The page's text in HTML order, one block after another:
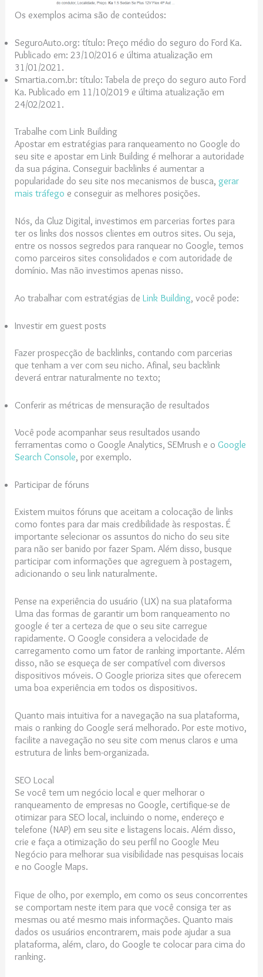
Os exemplos acima são de conteúdos:
SeguroAuto.org: título: Preço médio do seguro do Ford Ka.
Publicado em: 23/10/2016 e última atualização em
31/01/2021.
Smartia.com.br: título: Tabela de preço do seguro auto Ford
Ka. Publicado em 11/10/2019 e última atualização em
24/02/2021.
Trabalhe com Link Building
Apostar em estratégias pararanqueamento no Google do
seu site e apostar em Link Building é melhorar a autoridade
da sua página. Conseguir backlinks é aumentar a
popularidade do seu site nos mecanismos de busca, gerar
mais tráfego e conseguir as melhores posições.
Nós, da Gluz Digital, investimos em parcerias fortes para
ter os links dos nossos clientes em outros sites. Ou seja,
entre os nossos segredos para ranquear no Google, temos
como parceiros sites consolidados e com autoridade de
domínio. Mas não investimos apenas nisso.
Ao trabalhar com estratégias deLink Building, você pode:
Investir em guest posts
Fazer prospecção de backlinks, contando com parcerias
que tenham a ver com seu nicho. Afinal, seu backlink
deverá entrar naturalmente no texto;
Conferir as métricas de mensuração de resultados
Você pode acompanhar seus resultados usando
ferramentas como o Google Analytics, SEMrush e oGoogle
Search Console, por exemplo.
Participar de fóruns
Existem muitos fóruns que aceitam a colocação de links
como fontes para dar mais credibilidade às respostas. É
importante selecionar os assuntos do nicho do seu site
para não ser banido por fazer Spam. Além disso, busque
participar com informações que agreguem à postagem,
adicionando o seu link naturalmente.
Pense na experiência do usuário (UX) na sua plataforma
Uma das formas de garantir um bom ranqueamento no
google é ter a certeza de que o seu site carregue
rapidamente. O Google considera a velocidade de
carregamento como um fator de ranking importante. Além
disso, não se esqueça de ser compatível com diversos
dispositivos móveis. O Google prioriza sites que oferecem
uma boa experiência em todos os dispositivos.
Quanto mais intuitiva for a navegação na sua plataforma,
mais o ranking do Google será melhorado. Por este motivo,
facilite a navegação no seu site com menus claros e uma
estrutura de links bem-organizada.
SEO Local
Se você tem um negócio local e quer melhorar o
ranqueamento de empresas no Google, certifique-se de
otimizar para SEO local, incluindo o nome, endereço e
telefone (NAP) em seu site e listagens locais. Além disso,
crie e faça a otimização do seu perfil no Google Meu
Negócio para melhorar sua visibilidade nas pesquisas locais
e no Google Maps.
Fique de olho, por exemplo, em como os seus concorrentes
se comportam neste item para que você consiga ter as
mesmas ou até mesmo mais informações. Quanto mais
dados os usuários encontrarem, mais pode ajudar a sua
plataforma, além, claro, do Google te colocar para cima do
ranking.